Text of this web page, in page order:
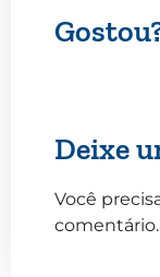
Deixe
Você
comentário.